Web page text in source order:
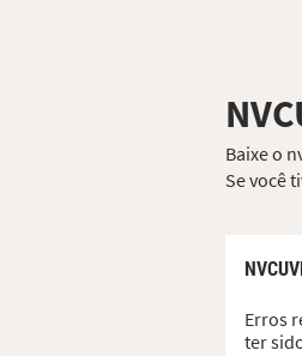
Baixe o
Se você
Erros
ter